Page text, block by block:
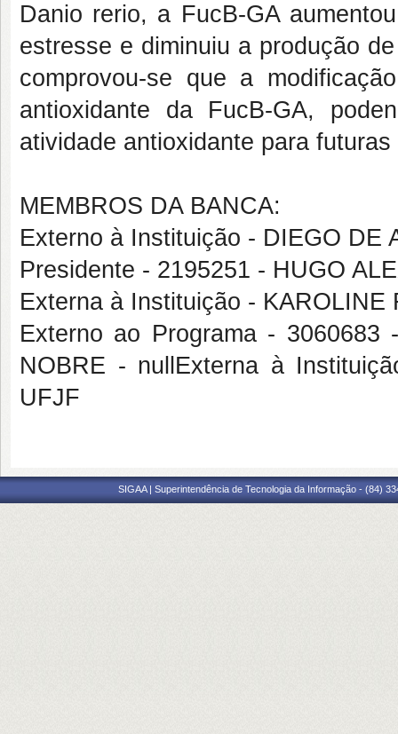
Danio rerio, a FucB-GA
estresse e diminuiu a produção
comprovou-se que a
antioxidante da FucB-GA,
atividade antioxidante para
MEMBROS DA BANCA:
Externo à Instituição - DIEGO DE
Presidente - 2195251 - HUGO
Externa à Instituição -
Externo ao Programa - 3060683
NOBRE - nullExterna à
UFJF
SIGAA | Superintendência de Tecnologia da Informação - (84)